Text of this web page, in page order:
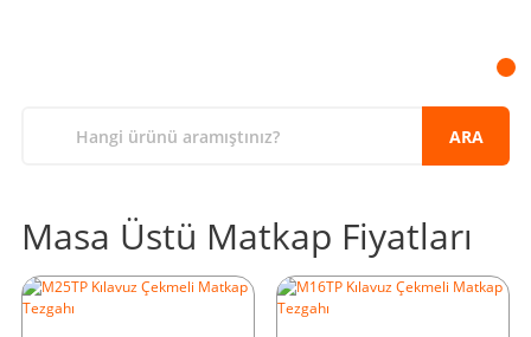
ARA
Masa Üstü Matkap Fiyatları